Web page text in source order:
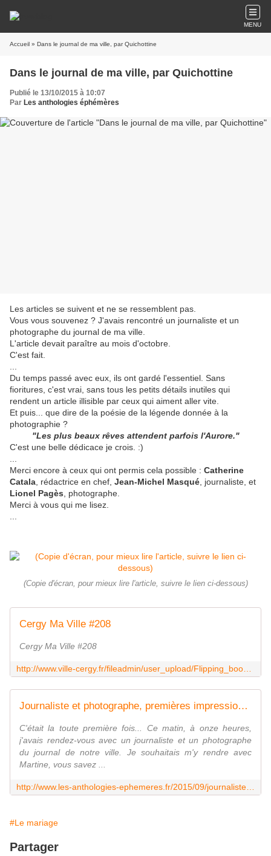
MENU
Accueil » Dans le journal de ma ville, par Quichottine
Dans le journal de ma ville, par Quichottine
Publié le 13/10/2015 à 10:07
Par Les anthologies éphémères
Les articles se suivent et ne se ressemblent pas.
Vous vous souvenez ? J'avais rencontré un journaliste et un
photographe du journal de ma ville.
L'article devait paraître au mois d'octobre.
C'est fait.
Du temps passé avec eux, ils ont gardé l'essentiel. Sans
fioritures, c'est vrai, sans tous les petits détails inutiles qui
rendent un article illisible par ceux qui aiment aller vite.
Et puis... que dire de la poésie de la légende donnée à la
photographie ?
"Les plus beaux rêves attendent parfois l'Aurore."
C'est une belle dédicace je crois. :)
Merci encore à ceux qui ont permis cela possible : Catherine
Catala , rédactrice en chef, Jean-Michel Masqué , journaliste, et
Lionel Pagès , photographe.
Merci à vous qui me lisez.
(Copie d'écran, pour mieux lire l'article, suivre le lien ci-dessous)
Cergy Ma Ville #208
Cergy Ma Ville #208
Journaliste et photographe, premières impressions - Les anthologies éphémères
C'était la toute première fois... Ce matin, à onze heures,
j'avais rendez-vous avec un journaliste et un photographe
du journal de notre ville. Je souhaitais m'y rendre avec
Martine, vous savez ...
#Le mariage
Partager